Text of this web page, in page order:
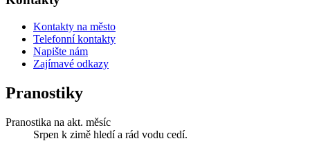
Kontakty na město
Telefonní kontakty
Napište nám
Zajímavé odkazy
Pranostiky
Pranostika na akt. měsíc
Srpen k zimě hledí a rád vodu cedí.